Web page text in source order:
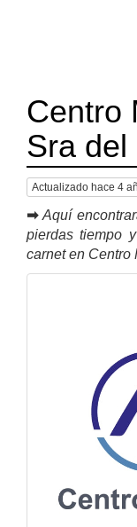
Centro
Sra del
Actualizado hace 4
➡ Aquí
pierdas tiempo
carnet en Centro